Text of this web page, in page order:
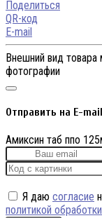
Поделиться
QR-код
E-mail
Внешний вид товара
фотографии
Отправить на E-mail
Амиксин таб ппо
Я даю согласие
политикой